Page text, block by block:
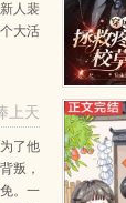
人裴
大活
上天
了他
叛，
。一